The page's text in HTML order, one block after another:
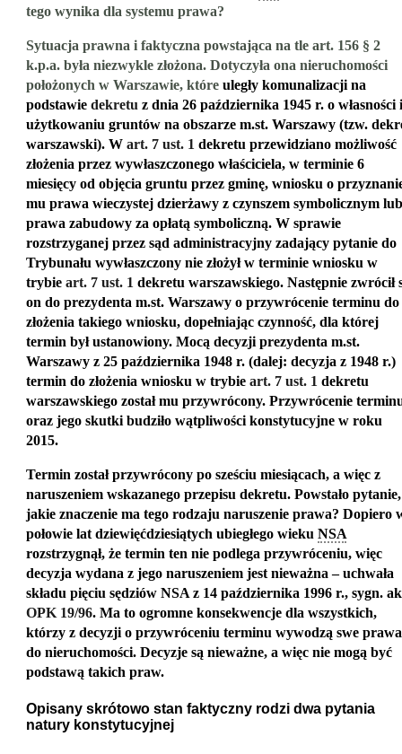
tego wynika dla systemu prawa?
Sytuacja prawna i faktyczna powstająca na tle art. 156 § 2
k.p.a. była niezwykle złożona. Dotyczyła ona nieruchomości
położonych w Warszawie, które uległy komunalizacji na
podstawie dekretu z dnia 26 października 1945 r. o własności i
użytkowaniu gruntów na obszarze m.st. Warszawy (tzw.
warszawski). W art. 7 ust. 1 dekretu przewidziano możliwość
złożenia przez wywłaszczonego właściciela, w terminie 6
miesięcy od objęcia gruntu przez gminę, wniosku o
mu prawa wieczystej dzierżawy z czynszem symbolicznym lub
prawa zabudowy za opłatą symboliczną. W sprawie
rozstrzyganej przez sąd administracyjny zadający pytanie do
Trybunału wywłaszczony nie złożył w terminie wniosku w
trybie art. 7 ust. 1 dekretu warszawskiego. Następnie zwrócił
on do prezydenta m.st. Warszawy o przywrócenie terminu do
złożenia takiego wniosku, dopełniając czynność, dla której
termin był ustanowiony. Mocą decyzji prezydenta m.st.
Warszawy z 25 października 1948 r. (dalej: decyzja z 1948 r.)
termin do złożenia wniosku w trybie art. 7 ust. 1 dekretu
warszawskiego został mu przywrócony. Przywrócenie
oraz jego skutki budziło wątpliwości konstytucyjne w roku
2015.
Termin został przywrócony po sześciu miesiącach, a więc z
naruszeniem wskazanego przepisu dekretu. Powstało pytanie,
jakie znaczenie ma tego rodzaju naruszenie prawa? Dopiero
połowie lat dziewięćdziesiątych ubiegłego wieku NSA
rozstrzygnął, że termin ten nie podlega przywróceniu, więc
decyzja wydana z jego naruszeniem jest nieważna –uchwała
składu pięciu sędziów NSA z 14 października 1996 r., sygn.
OPK 19/96. Ma to ogromne konsekwencje dla wszystkich,
którzy z decyzji o przywróceniu terminu wywodzą swe prawa
do nieruchomości. Decyzje są nieważne, a więc nie mogą być
podstawą takich praw.
Opisany skrótowo stan faktyczny rodzi dwa pytania
natury konstytucyjnej